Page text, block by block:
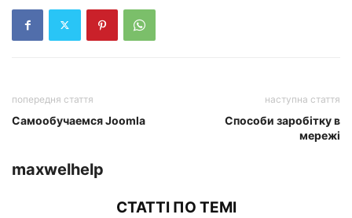
попередня стаття
Самообучаемся Joomla
наступна стаття
Способи заробітку в
мережі
maxwelhelp
СТАТТІ ПО ТЕМІ